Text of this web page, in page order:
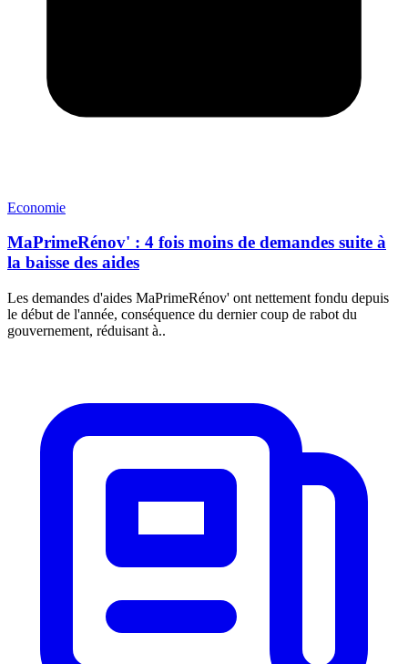
Economie
MaPrimeRénov' : 4 fois moins de demandes suite à
la baisse des aides
Les demandes d'aides MaPrimeRénov' ont nettement fondu depuis
le début de l'année, conséquence du dernier coup de rabot du
gouvernement, réduisant à..